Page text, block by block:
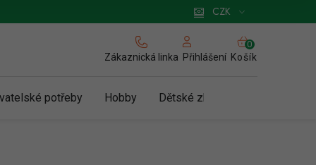
Zásady používání cookies
CZK
Zákaznická linka Přihlášení
NÁKUPNÍ
KOŠÍK
Košík
potřeby Hobby Dětské zboží a hračky